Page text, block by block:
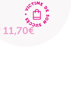
11,70€